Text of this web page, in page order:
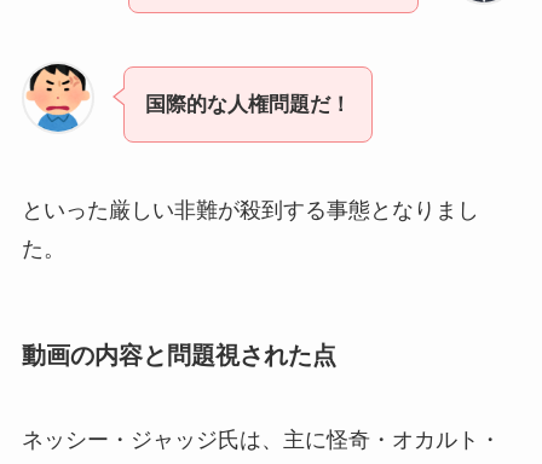
国際的な人権問題だ！
といった厳しい非難が殺到する事態となりまし
た。
動画の内容と問題視された点
ネッシー・ジャッジ氏は、主に怪奇・オカルト・